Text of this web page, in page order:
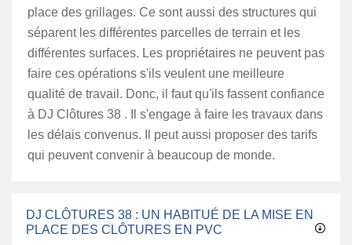
place des grillages. Ce sont aussi des structures qui
séparent les différentes parcelles de terrain et les
différentes surfaces. Les propriétaires ne peuvent pas
faire ces opérations s'ils veulent une meilleure
qualité de travail. Donc, il faut qu'ils fassent confiance
à DJ Clôtures 38 . Il s'engage à faire les travaux dans
les délais convenus. Il peut aussi proposer des tarifs
qui peuvent convenir à beaucoup de monde.
DJ CLÔTURES 38 : UN HABITUÉ DE LA MISE EN
PLACE DES CLÔTURES EN PVC